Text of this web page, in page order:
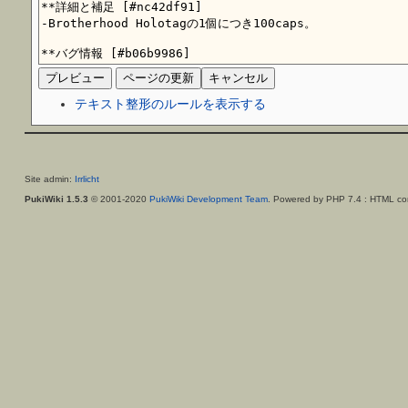
テキスト整形のルールを表示する
Site admin: Irrlicht
PukiWiki 1.5.3 © 2001-2020 PukiWiki Development Team. Powered by PHP 7.4 : HTML